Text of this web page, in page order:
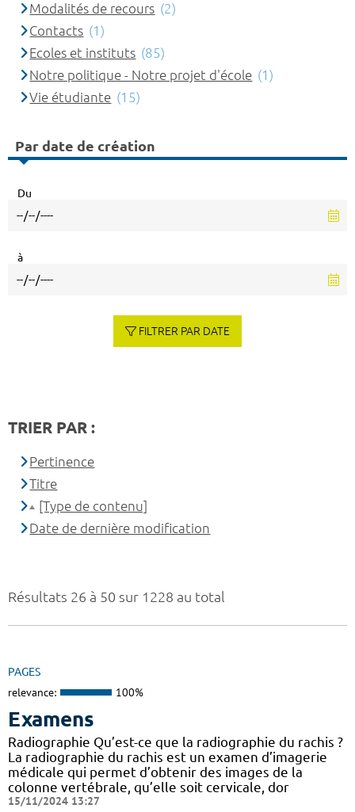
Résultats 26 à 50 sur 1228 au total
PAGES
relevance: 100%
Examens
Radiographie Qu’est-ce que la radiographie du rachis ?
La radiographie du rachis est un examen d’imagerie
médicale qui permet d’obtenir des images de la
colonne vertébrale, qu’elle soit cervicale, dor
15/11/2024 13:27
Modalités de recours (2)
Contacts (1)
Ecoles et instituts (85)
Notre politique - Notre projet d'école (1)
Vie étudiante (15)
Par date de création
Du
à
FILTRER PAR DATE
TRIER PAR :
Pertinence
Titre
[Type de contenu]
Date de dernière modification